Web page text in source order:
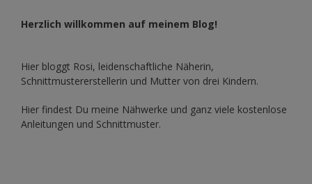
Herzlich willkommen auf meinem Blog!
Hier bloggt Rosi, leidenschaftliche Näherin,
Schnittmustererstellerin und Mutter von drei Kindern.
Hier findest Du meine Nähwerke und ganz viele kostenlose
Anleitungen und Schnittmuster.